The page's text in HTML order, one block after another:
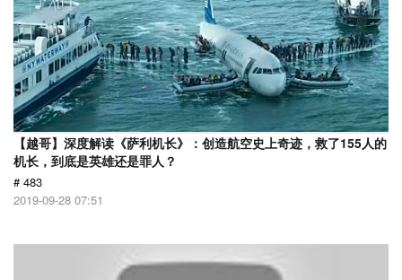
【越哥】深度解读《萨利机长》：创造航空史上奇迹，救了155人的
机长，到底是英雄还是罪人？
# 483
2019-09-28 07:51